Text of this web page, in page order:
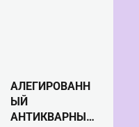
АЛЕГИРОВАНН
ЫЙ
АНТИКВАРНЫЙ